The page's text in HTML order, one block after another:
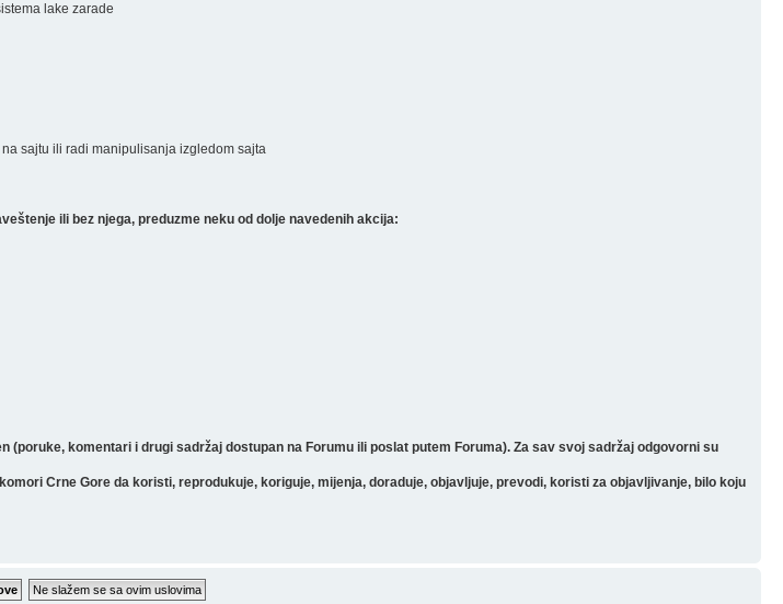
lake zarade
sajtu ili radi manipulisanja izgledom sajta
ili bez njega, preduzme neku od dolje navedenih akcija:
komentari i drugi sadržaj dostupan na Forumu ili poslat putem Foruma). Za sav svoj sadržaj odgovorni su
Crne Gore da koristi, reprodukuje, koriguje, mijenja, doraduje, objavljuje, prevodi, koristi za objavljivanje, bilo koju